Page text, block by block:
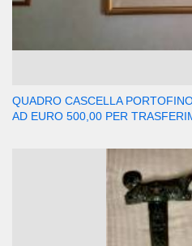
QUADRO CASCELLA
AD EURO 500,00 PER